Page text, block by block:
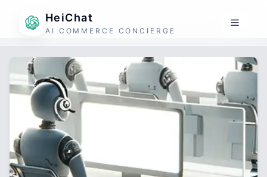
HeiChat
AI COMMERCE CONCIERGE